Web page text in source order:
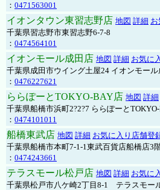
： 0471563001
イオンタウン東習志野店 地図 詳細
千葉県習志野市東習志野6-7-8
： 0474564101
イオンモール成田店 地図 詳細 お気に
千葉県成田市ウイング土屋24 イオンモー
： 0476227621
ららぽーとTOKYO-BAY店 地図 詳細
千葉県船橋市浜町2?2?7 ららぽーと
： 0474101011
船橋東武店 地図 詳細 お気に入り店舗登
千葉県船橋市本町7-1-1東武百貨店船橋店3
： 0474243661
テラスモール松戸店 地図 詳細 お気に
千葉県松戸市八ケ崎2丁目8-1 テラスモー